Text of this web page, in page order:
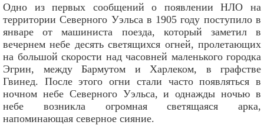
Одно из первых сообщений о появлении НЛО на
территории Северного Уэльса в 1905 году поступило в
январе от машиниста поезда, который заметил в
вечернем небе десять светящихся огней, пролетающих
на большой скорости над часовней маленького городка
Эгрин, между Бармутом и Харлеком, в графстве
Гвинед. После этого огни стали часто появляться в
ночном небе Северного Уэльса, и однажды ночью в
небе возникла огромная светящаяся арка,
напоминающая северное сияние.